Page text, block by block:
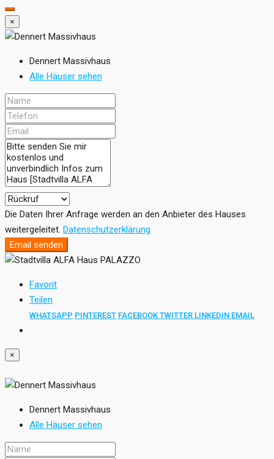
×
Dennert Massivhaus
Alle Häuser sehen
Die Daten Ihrer Anfrage werden an den Anbieter des Hauses
weitergeleitet. Datenschutzerklärung
Email senden
Favorit
Teilen
WHATSAPP PINTEREST FACEBOOK TWITTER LINKEDIN EMAIL
×
Dennert Massivhaus
Alle Häuser sehen